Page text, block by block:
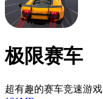
极限赛车
超有趣的赛车竞速游戏